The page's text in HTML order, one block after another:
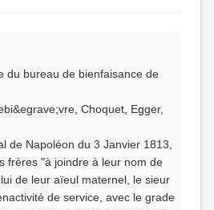
du bureau de bienfaisance de
Choquet, Egger,
de Napoléon du 3 Janvier 1813,
frères "à joindre à leur nom de
de leur aïeul maternel, le sieur
de service, avec le grade